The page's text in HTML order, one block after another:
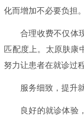
化而增加不必要负担。
合理收费不仅体
匹配度上。太原肤康
努力让患者在就诊过
服务细致，提升
良好的就诊体验